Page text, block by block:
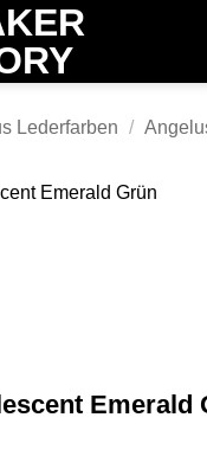
Lederfarben /
Emerald